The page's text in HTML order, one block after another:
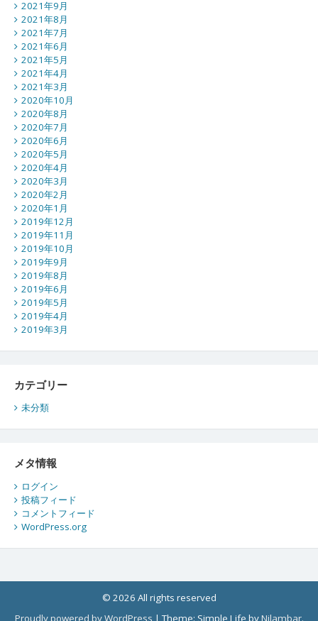
2021年9月
2021年8月
2021年7月
2021年6月
2021年5月
2021年4月
2021年3月
2020年10月
2020年8月
2020年7月
2020年6月
2020年5月
2020年4月
2020年3月
2020年2月
2020年1月
2019年12月
2019年11月
2019年10月
2019年9月
2019年8月
2019年6月
2019年5月
2019年4月
2019年3月
カテゴリー
未分類
メタ情報
ログイン
投稿フィード
コメントフィード
WordPress.org
© 2026 All rights reserved
Proudly powered by WordPress |Theme: Simple Life byNilambar.